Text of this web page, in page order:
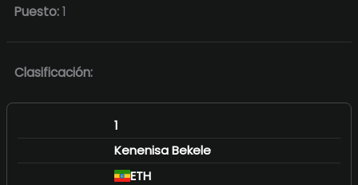
Puesto:1
Clasificación:
1
Kenenisa Bekele
ETH